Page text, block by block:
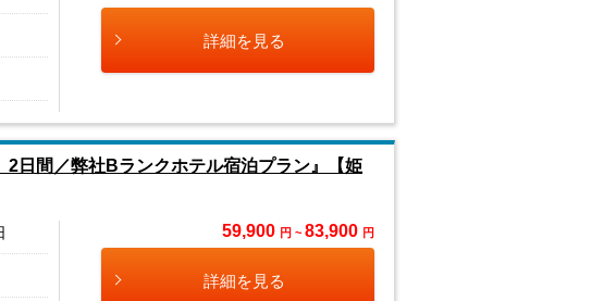
詳細を見る
日間／弊社Bランクホテル宿泊プラン』【姫
59,900 円 ~ 83,900 円
詳細を見る